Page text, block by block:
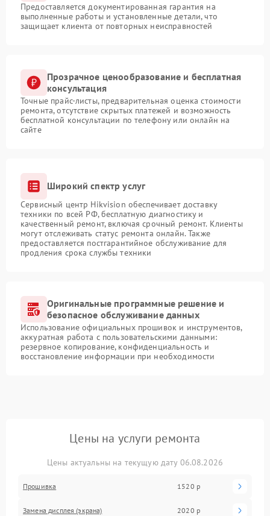
Предоставляется документированная гарантия на
выполненные работы и установленные детали, что
защищает клиента от повторных неисправностей
Прозрачное ценообразование и бесплатная
консультация
Точные прайс-листы, предварительная оценка стоимости
ремонта, отсутствие скрытых платежей и возможность
бесплатной консультации по телефону или онлайн на
сайте
Широкий спектр услуг
Сервисный центр Hikvision обеспечивает доставку
техники по всей РФ, бесплатную диагностику и
качественный ремонт, включая срочный ремонт. Клиенты
могут отслеживать статус ремонта онлайн. Также
предоставляется постгарантийное обслуживание для
продления срока службы техники
Оригинальные программные решение и
безопасное обслуживание данных
Использование официальных прошивок и инструментов,
аккуратная работа с пользовательскими данными:
резервное копирование, конфиденциальность и
восстановление информации при необходимости
Цены на услуги ремонта
Цены актуальны на текущую дату 06.08.2026
Прошивка 1520 р
Замена дисплея (экрана) 2020 р